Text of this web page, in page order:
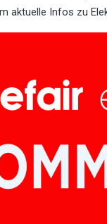
aktuelle Infos zu